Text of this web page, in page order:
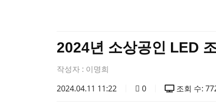
2024년 소상공인 LED
작성자 : 이명희
2024.04.11 11:22
0 조회 수: